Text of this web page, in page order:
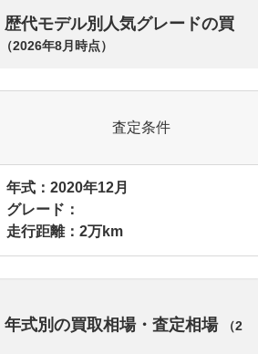
歴代モデル別人気グレードの買
（2026年8月 時点）
査定条件
年式：2020年12月
グレード：
走行距離：2万km
年式別の買取相場・査定相場 （2